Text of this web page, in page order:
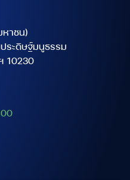
าชน)
ระดิษฐ์มนูธรรม
10230